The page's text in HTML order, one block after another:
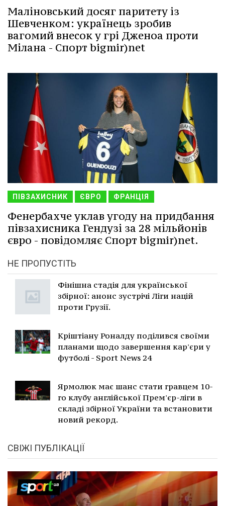
Маліновський досяг паритету із
Шевченком: українець зробив
вагомий внесок у грі Дженоа проти
Мілана - Спорт bigmir)net
ПІВЗАХИСНИК ЄВРО ФРАНЦІЯ
Фенербахче уклав угоду на придбання
півзахисника Гендузі за 28 мільйонів
євро - повідомляє Спорт bigmir)net.
НЕ ПРОПУСТІТЬ
Фінішна стадія для української
збірної: анонс зустрічі Ліги націй
проти Грузії.
Кріштіану Роналду поділився своїми
планами щодо завершення кар'єри у
футболі - Sport News 24
Ярмолюк має шанс стати гравцем 10-
го клубу англійської Прем'єр-ліги в
складі збірної України та встановити
новий рекорд.
СВІЖІ ПУБЛІКАЦІЇ